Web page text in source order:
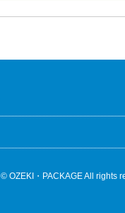
OZEKI・PACKAGE All rights